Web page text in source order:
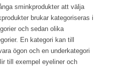
sminkprodukter att välja
brukar kategoriseras i
och sedan olika
En kategori kan till
ögon och en underkategori
till exempel eyeliner och